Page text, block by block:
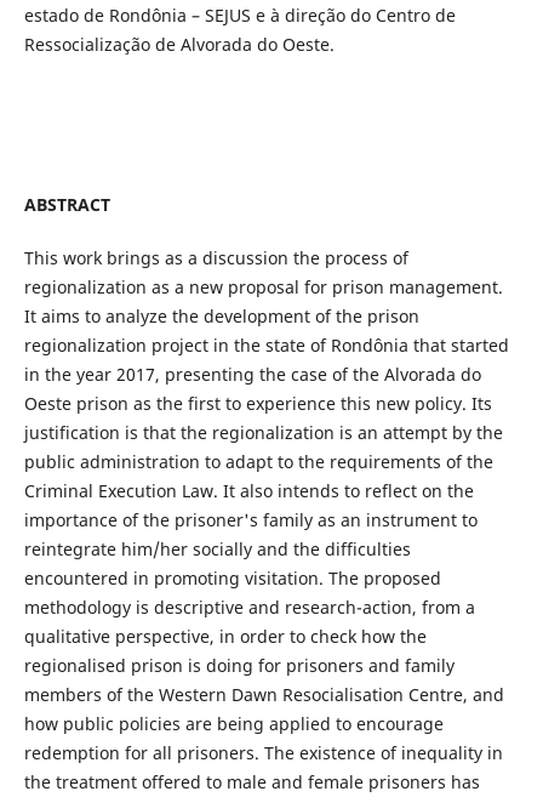
estado de Rondônia – SEJUS e à direção do Centro de
Ressocialização de Alvorada do Oeste.
ABSTRACT
This work brings as a discussion the process of
regionalization as a new proposal for prison management.
It aims to analyze the development of the prison
regionalization project in the state of Rondônia that started
in the year 2017, presenting the case of the Alvorada do
Oeste prison as the first to experience this new policy. Its
justification is that the regionalization is an attempt by the
public administration to adapt to the requirements of the
Criminal Execution Law. It also intends to reflect on the
importance of the prisoner's family as an instrument to
reintegrate him/her socially and the difficulties
encountered in promoting visitation. The proposed
methodology is descriptive and research-action, from a
qualitative perspective, in order to check how the
regionalised prison is doing for prisoners and family
members of the Western Dawn Resocialisation Centre, and
how public policies are being applied to encourage
redemption for all prisoners. The existence of inequality in
the treatment offered to male and female prisoners has